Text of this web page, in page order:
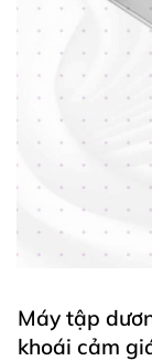
Máy tập
khoái cảm